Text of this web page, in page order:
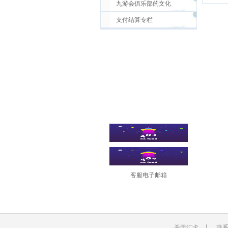
九游会俱乐部的文化
支付结算专栏
客服电子邮箱